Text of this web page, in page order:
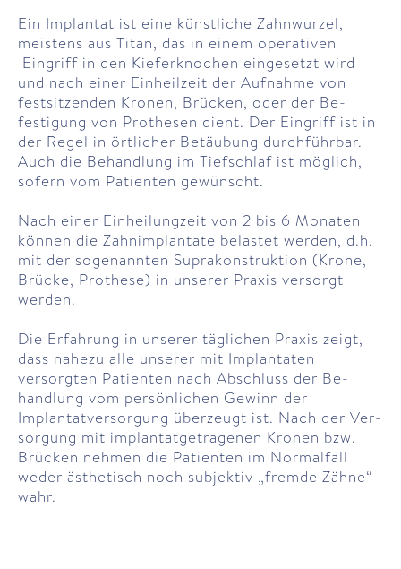
Ein Implantat ist eine künstliche Zahn­wurzel,
meistens aus Titan, das in einem operativen
Eingriff in den Kiefer­knochen ein­ge­setzt wird
und nach einer Ein­heil­zeit der Auf­nahme von
fest­sitzenden Kronen, Brücken, oder der Be­
festigung von Prothesen dient. Der Eingriff ist in
der Regel in örtlicher Be­täubung durch­führ­bar.
Auch die Behandlung im Tiefschlaf ist möglich,
sofern vom Patienten gewünscht.
Nach einer Ein­heilungzeit von 2 bis 6 Monaten
können die Zahnimplantate belastet werden, d.h.
mit der so­genan­nten Supra­konstruktion (Krone,
Brücke, Prothese) in unserer Praxis ver­sorgt
werden.
Die Erfahrung in unserer täglichen Praxis zeigt,
dass nahezu alle unserer mit Implantaten
versorgten Patienten nach Ab­schluss der Be­
handlung vom persönlichen Gewinn der
Implantat­ver­sorgung über­zeugt ist. Nach der Ver­
sorgung mit implantat­getragenen Kronen bzw.
Brücken nehmen die Patienten im Normal­fall
weder ästhetisch noch subjektiv „fremde Zähne“
wahr.